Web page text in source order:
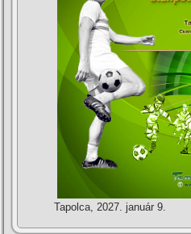
Tapolca, 2027. január 9.